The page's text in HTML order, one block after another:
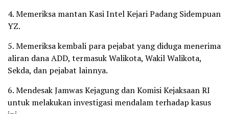
4. Memeriksa mantan Kasi Intel Kejari Padang Sidempuan
YZ.
5. Memeriksa kembali para pejabat yang diduga menerima
aliran dana ADD, termasuk Walikota, Wakil Walikota,
Sekda, dan pejabat lainnya.
6. Mendesak Jamwas Kejagung dan Komisi Kejaksaan RI
untuk melakukan investigasi mendalam terhadap kasus